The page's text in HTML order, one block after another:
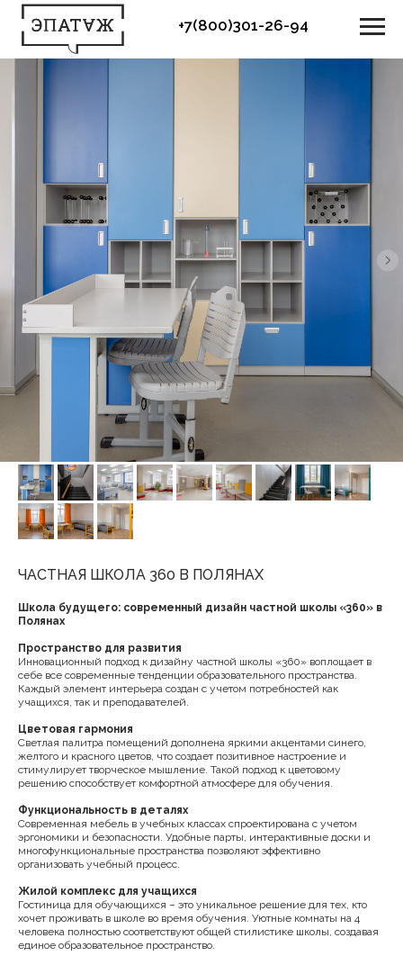
+7(800)301-26-94
ЧАСТНАЯ ШКОЛА 360 В ПОЛЯНАХ
Школа будущего: современный дизайн частной школы «360» в
Полянах
Пространство для развития
Инновационный подход к дизайну частной школы «360» воплощает в
себе все современные тенденции образовательного пространства.
Каждый элемент интерьера создан с учетом потребностей как
учащихся, так и преподавателей.
Цветовая гармония
Светлая палитра помещений дополнена яркими акцентами синего,
желтого и красного цветов, что создает позитивное настроение и
стимулирует творческое мышление. Такой подход к цветовому
решению способствует комфортной атмосфере для обучения.
Функциональность в деталях
Современная мебель в учебных классах спроектирована с учетом
эргономики и безопасности. Удобные парты, интерактивные доски и
многофункциональные пространства позволяют эффективно
организовать учебный процесс.
Жилой комплекс для учащихся
Гостиница для обучающихся – это уникальное решение для тех, кто
хочет проживать в школе во время обучения. Уютные комнаты на 4
человека полностью соответствуют общей стилистике школы, создавая
единое образовательное пространство.